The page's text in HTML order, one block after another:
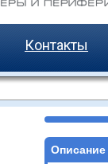
Контакты
Описание